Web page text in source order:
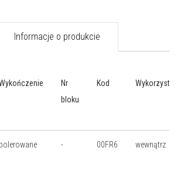
Informacje o produkcie
Nr
bloku
Kod Wykorzystanie
polerowane - 00FR6 wewnątrz